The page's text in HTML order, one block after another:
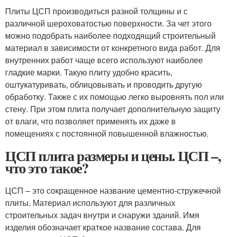
Плиты ЦСП производиться разной толщины и с
различной шероховатостью поверхности. За чет этого
можно подобрать наиболее подходящий строительный
материал в зависимости от конкретного вида работ. Для
внутренних работ чаще всего используют наиболее
гладкие марки. Такую плиту удобно красить,
оштукатуривать, облицовывать и проводить другую
обработку. Также с их помощью легко выровнять пол или
стену. При этом плита получает дополнительную защиту
от влаги, что позволяет применять их даже в
помещениях с постоянной повышенной влажностью.
ЦСП плита размеры и цены. ЦСП –,
что это такое?
ЦСП – это сокращенное название цементно-стружечной
плиты. Материал используют для различных
строительных задач внутри и снаружи зданий. Имя
изделия обозначает краткое название состава. Для